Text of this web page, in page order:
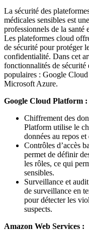
La sécurité des
médicales sensibles est
professionnels de la santé
Les plateformes cloud
de sécurité pour protéger
confidentialité. Dans cet
fonctionnalités de sécurité
populaires : Google
Microsoft Azure.
Google Cloud Platform :
Chiffrement des
Platform utilise le
données au repos et
Contrôles d’accès
permet de définir
les rôles, ce qui
sensibles.
Surveillance et
de surveillance en
pour détecter les
suspects.
Amazon Web Services :